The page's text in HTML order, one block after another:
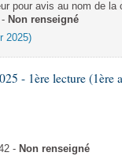
pour avis au nom de
Non renseigné
2025)
- 1ère lecture (1ère
- Non renseigné